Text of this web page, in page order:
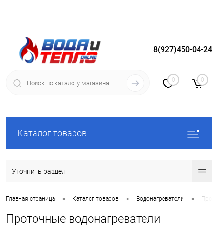
Вход Регистрация
8(927)450-04-24
0 0
Каталог товаров
Уточнить раздел
Главная страница • Каталог товаров • Водонагреватели •
Проточные водонагреватели